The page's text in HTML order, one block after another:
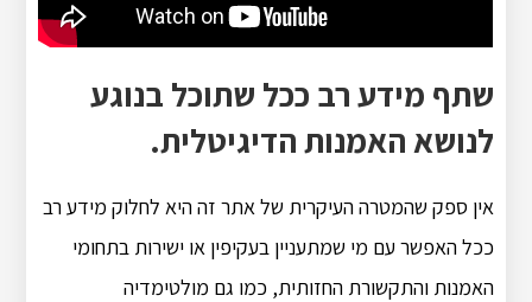
שתף מידע רב ככל שתוכל בנוגע
לנושא האמנות הדיגיטלית.
אין ספק שהמטרה העיקרית של אתר זה היא לחלוק מידע רב
ככל האפשר עם מי שמתעניין בעקיפין או ישירות בתחומי
האמנות והתקשורת החזותית, כמו גם מולטימדיה